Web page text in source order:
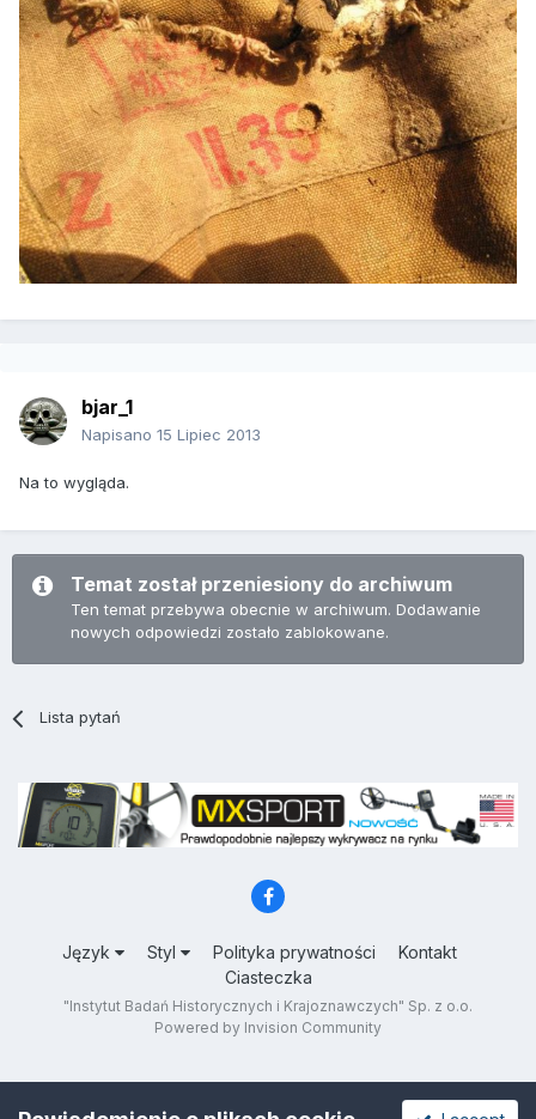
bjar_1
Napisano 15 Lipiec 2013
Na to wygląda.
Temat został przeniesiony do archiwum
Ten temat przebywa obecnie w archiwum. Dodawanie
nowych odpowiedzi zostało zablokowane.
Lista pytań
Język Styl Polityka prywatności
Kontakt
Ciasteczka
"Instytut Badań Historycznych i Krajoznawczych" Sp. z o.o.
Powered by Invision Community